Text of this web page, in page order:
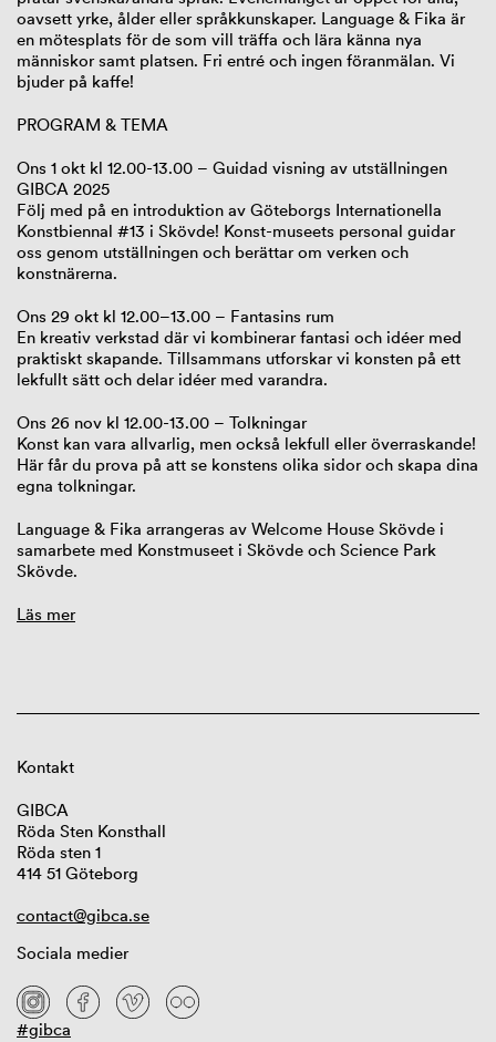
oavsett yrke, ålder eller språkkunskaper. Language & Fika är
en mötesplats för de som vill träffa och lära känna nya
människor samt platsen. Fri entré och ingen föranmälan. Vi
bjuder på kaffe!
PROGRAM & TEMA
Ons 1 okt kl 12.00-13.00 – Guidad visning av utställningen
GIBCA 2025
Följ med på en introduktion av Göteborgs Internationella
Konstbiennal #13 i Skövde! Konst-museets personal guidar
oss genom utställningen och berättar om verken och
konstnärerna.
Ons 29 okt kl 12.00–13.00 – Fantasins rum
En kreativ verkstad där vi kombinerar fantasi och idéer med
praktiskt skapande. Tillsammans utforskar vi konsten på ett
lekfullt sätt och delar idéer med varandra.
Ons 26 nov kl 12.00-13.00 – Tolkningar
Konst kan vara allvarlig, men också lekfull eller överraskande!
Här får du prova på att se konstens olika sidor och skapa dina
egna tolkningar.
Language & Fika arrangeras av Welcome House Skövde i
samarbete med Konstmuseet i Skövde och Science Park
Skövde.
Läs mer
Kontakt
GIBCA
Röda Sten Konsthall
Röda sten 1
414 51 Göteborg
contact@gibca.se
Sociala medier
#gibca